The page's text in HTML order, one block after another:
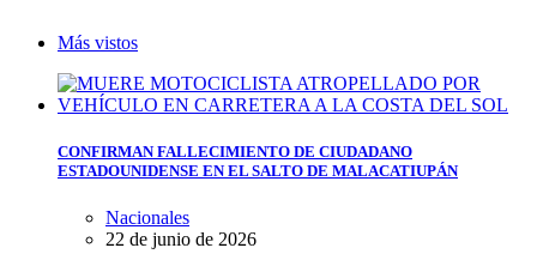
Más vistos
CONFIRMAN FALLECIMIENTO DE CIUDADANO
ESTADOUNIDENSE EN EL SALTO DE MALACATIUPÁN
Nacionales
22 de junio de 2026